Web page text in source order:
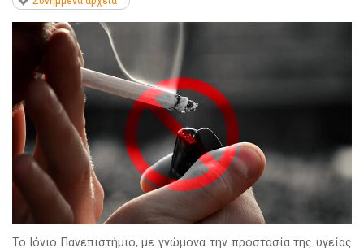
Το Ιόνιο Πανεπιστήμιο, με γνώμονα την προστασία της υγείας